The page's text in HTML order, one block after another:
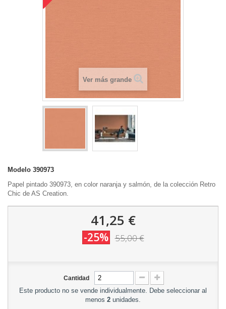
Ver más grande
Modelo 390973
Papel pintado 390973, en color naranja y salmón, de la colección Retro
Chic de AS Creation.
41,25 €
-25% 55,00 €
Cantidad
Este producto no se vende individualmente. Debe seleccionar al
menos 2 unidades.